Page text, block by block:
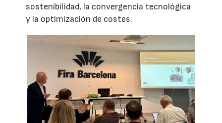
sostenibilidad, la convergencia tecnológica
y la optimización de costes.